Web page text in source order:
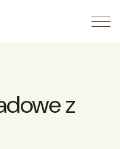
z